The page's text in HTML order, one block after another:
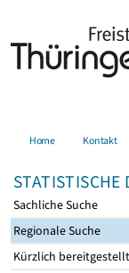
Home Kontakt
STATISTISCHE
Sachliche Suche
Regionale Suche
Kürzlich